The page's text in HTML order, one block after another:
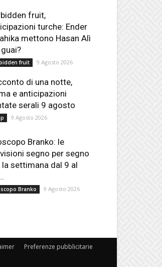
fruit,
turche: Ender
mettono Hasan Alì
fruit 9 Agosto 2026
di una notte,
e anticipazioni
serali 9 agosto
9 Agosto 2026
Branko: le
segno per segno
la settimana dal 9 al
Branko 9 Agosto 2026
Preferenze pubblicitarie